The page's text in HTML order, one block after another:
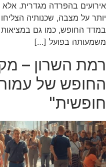
אירועים בהפרדה מגדרית.
יותר על מצבה, שכנותיה
במדד החופש, כמו גם
משמעותה בפועל […]
רמת השרון –
החופש של
חופשית"